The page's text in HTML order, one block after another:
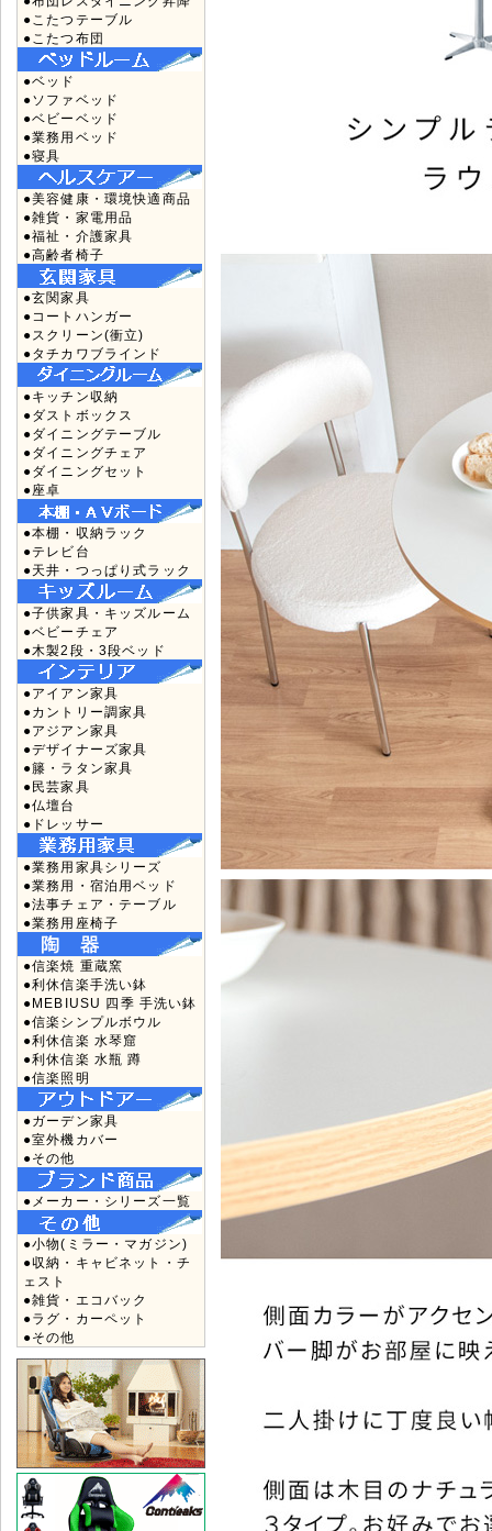
●こたつテーブル
●こたつ布団
●ベッド
●ソファベッド
●ベビーベッド
●業務用ベッド
●寝具
●美容健康・環境快適商品
●雑貨・家電用品
●福祉・介護家具
●高齢者椅子
●玄関家具
●コートハンガー
●スクリーン(衝立)
●タチカワブラインド
●キッチン収納
●ダストボックス
●ダイニングテーブル
●ダイニングチェア
●ダイニングセット
●座卓
●本棚・収納ラック
●テレビ台
●天井・つっぱり式ラック
●子供家具・キッズルーム
●ベビーチェア
●木製2段・3段ベッド
●アイアン家具
●カントリー調家具
●アジアン家具
●デザイナーズ家具
●籐・ラタン家具
●民芸家具
●仏壇台
●ドレッサー
●業務用家具シリーズ
●業務用・宿泊用ベッド
●法事チェア・テーブル
●業務用座椅子
●信楽焼 重蔵窯
●利休信楽手洗い鉢
●MEBIUSU 四季 手洗い鉢
●信楽シンプルボウル
●利休信楽 水琴窟
●利休信楽 水瓶 蹲
●信楽照明
●ガーデン家具
●室外機カバー
●その他
●メーカー・シリーズ一覧
●小物(ミラー・マガジン)
●収納・キャビネット・チ
ェスト
●雑貨・エコバック
●ラグ・カーペット
●その他